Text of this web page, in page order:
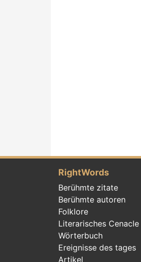
RightWords
Berühmte zitate
Berühmte autoren
Folklore
Literarisches Cenacle
Wörterbuch
Ereignisse des tages
Artikel